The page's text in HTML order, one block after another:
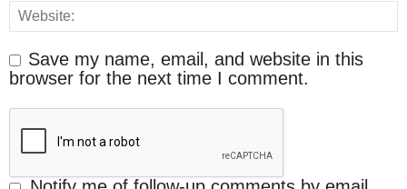
Save my name, email, and website in this
browser for the next time I comment.